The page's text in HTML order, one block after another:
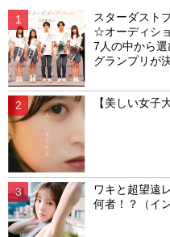
スターダスト
☆オーディシ
7人の中から
グランプリが
【美しい女子
ワキと超望遠
何者！？（イ